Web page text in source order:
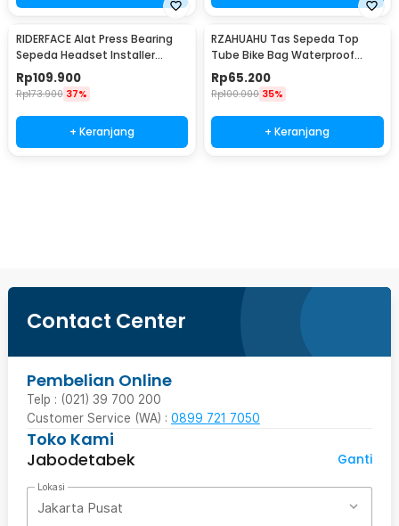
RIDERFACE Alat Press Bearing
Sepeda Headset Installer
BB86-92 Tool - HP-7070
Rp109.900
Rp173.900 37%
+ Keranjang
RZAHUAHU Tas Sepeda Top
Tube Bike Bag Waterproof
Holder HP 6.5 Inch - TZ50
Rp65.200
Rp100.000 35%
+ Keranjang
Contact Center
Pembelian Online
Telp : (021) 39 700 200
Customer Service (WA) : 0899 721 7050
Toko Kami
Jabodetabek
Ganti
Lokasi
Jakarta Pusat